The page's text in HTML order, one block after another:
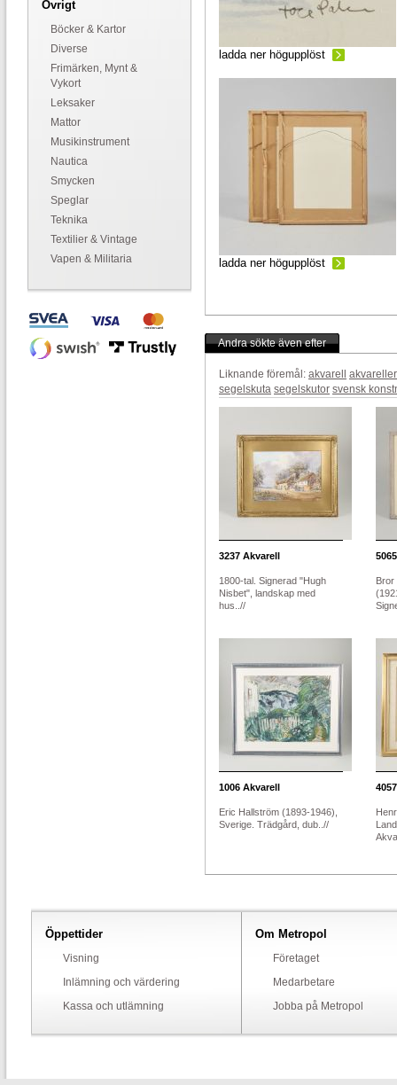
Övrigt
Böcker & Kartor
Diverse
Frimärken, Mynt &
Vykort
Leksaker
Mattor
Musikinstrument
Nautica
Smycken
Speglar
Teknika
Textilier & Vintage
Vapen & Militaria
ladda ner högupplöst
ladda ner högupplöst
Andra sökte även efter
Liknande föremål: akvarell
akvareller
segelskuta segelskutor svensk
3237 Akvarell
1800-tal. Signerad "Hugh
Nisbet", landskap med
hus..//
5065
Bror
1006 Akvarell
Eric Hallström (1893-1946),
Sverige. Trädgård, dub..//
4057
Öppettider
Visning
Inlämning och värdering
Kassa och utlämning
Om Metropol
Företaget
Medarbetare
Jobba på Metropol